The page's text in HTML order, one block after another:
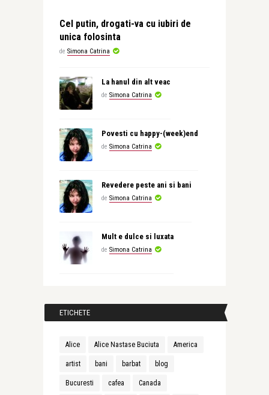
Cel putin, drogati-va cu iubiri de
unica folosinta
de Simona Catrina
La hanul din alt veac
de Simona Catrina
Povesti cu happy-(week)end
de Simona Catrina
Revedere peste ani si bani
de Simona Catrina
Mult e dulce si luxata
de Simona Catrina
ETICHETE
Alice Alice Nastase Buciuta America
artist bani barbat blog
Bucuresti cafea Canada